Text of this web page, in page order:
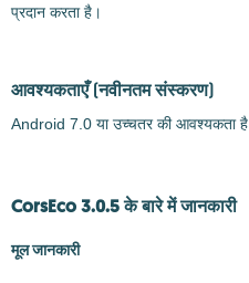
प्रदान करता है।
आवश्यकताएँ(नवीनतम संस्करण)
Android 7.0 या उच्चतर की आवश्यकता है
CorsEco 3.0.5 के बारे में जानकारी
मूल जानकारी